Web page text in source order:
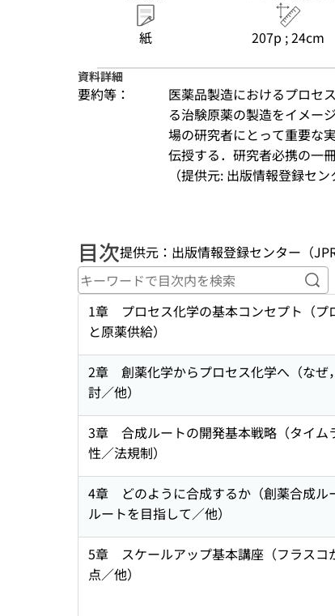
紙 207p ; 24cm
資料詳細
要約等：
医薬品製造におけるプロセ
る治験原薬の製造をイメー
場の研究者にとって重要な
伝授する．研究者必携の一冊
（提供元: 出版情報登録セン
目次提供元：出版情報登録センター（
キ
1章 プロセス化学の基本コンセプト（プ
と原薬供給）
2章 創薬化学からプロセス化学へ（なぜ
討／他）
3章 合成ルートの開発基本戦略（タイム
性／法規制）
4章 どのように合成するか（創薬合成ル
ルートを目指して／他）
5章 スケールアップ基本講座（フラスコ
点／他）